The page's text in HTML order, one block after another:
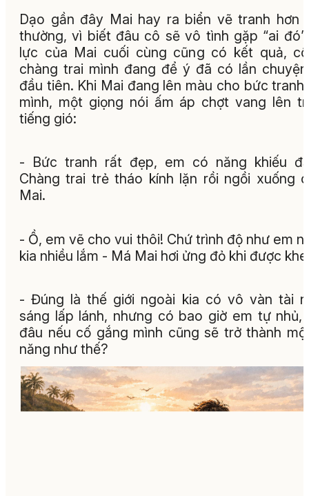
Dạo gần đây Mai hay ra biển vẽ tranh hơn
thường, vì biết đâu cô sẽ vô tình gặp “ai
lực của Mai cuối cùng cũng có kết quả,
chàng trai mình đang để ý đã có lần
đầu tiên. Khi Mai đang lên màu cho bức tranh
mình, một giọng nói ấm áp chợt vang lên
tiếng gió:
- Bức tranh rất đẹp, em có năng khiếu
Chàng trai trẻ tháo kính lặn rồi ngồi xuống
Mai.
- Ồ, em vẽ cho vui thôi! Chứ trình độ như em
kia nhiều lắm - Má Mai hơi ửng đỏ khi được
- Đúng là thế giới ngoài kia có vô vàn tài
sáng lấp lánh, nhưng có bao giờ em tự nhủ,
đâu nếu cố gắng mình cũng sẽ trở thành
năng như thế?